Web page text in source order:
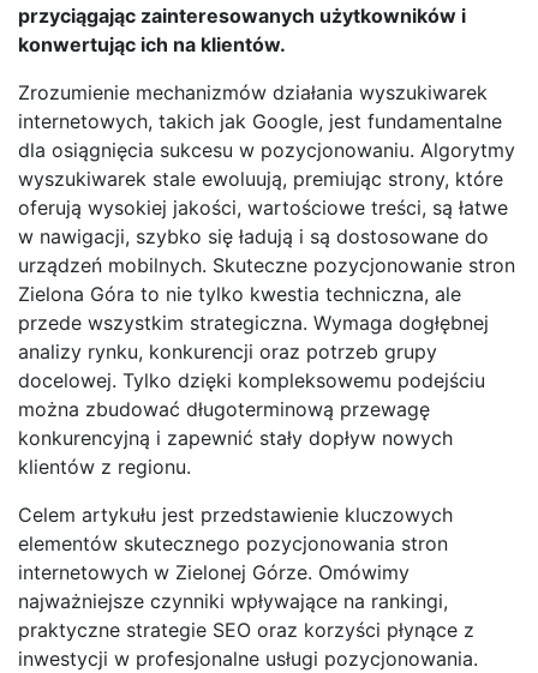
przyciągając zainteresowanych użytkowników i
konwertując ich na klientów.
Zrozumienie mechanizmów działania wyszukiwarek
internetowych, takich jak Google, jest fundamentalne
dla osiągnięcia sukcesu w pozycjonowaniu. Algorytmy
wyszukiwarek stale ewoluują, premiując strony, które
oferują wysokiej jakości, wartościowe treści, są łatwe
w nawigacji, szybko się ładują i są dostosowane do
urządzeń mobilnych. Skuteczne pozycjonowanie stron
Zielona Góra to nie tylko kwestia techniczna, ale
przede wszystkim strategiczna. Wymaga dogłębnej
analizy rynku, konkurencji oraz potrzeb grupy
docelowej. Tylko dzięki kompleksowemu podejściu
można zbudować długoterminową przewagę
konkurencyjną i zapewnić stały dopływ nowych
klientów z regionu.
Celem artykułu jest przedstawienie kluczowych
elementów skutecznego pozycjonowania stron
internetowych w Zielonej Górze. Omówimy
najważniejsze czynniki wpływające na rankingi,
praktyczne strategie SEO oraz korzyści płynące z
inwestycji w profesjonalne usługi pozycjonowania.